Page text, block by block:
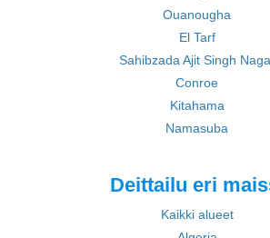
Ouanougha
El Tarf
Sahibzada Ajit Singh
Conroe
Kitahama
Namasuba
Deittailu eri
Kaikki alueet